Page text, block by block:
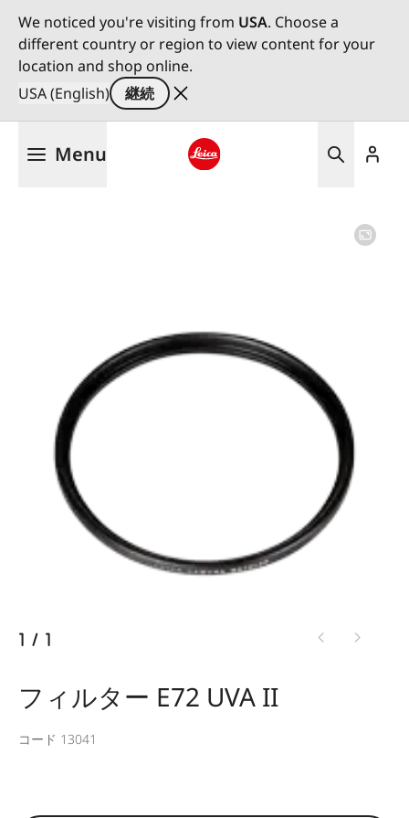
We noticed you're visiting from USA. Choose a
different country or region to view content for your
location and shop online.
USA (English)
継続
Menu
1 / 1
フィルター E72 UVA II
コード 13041